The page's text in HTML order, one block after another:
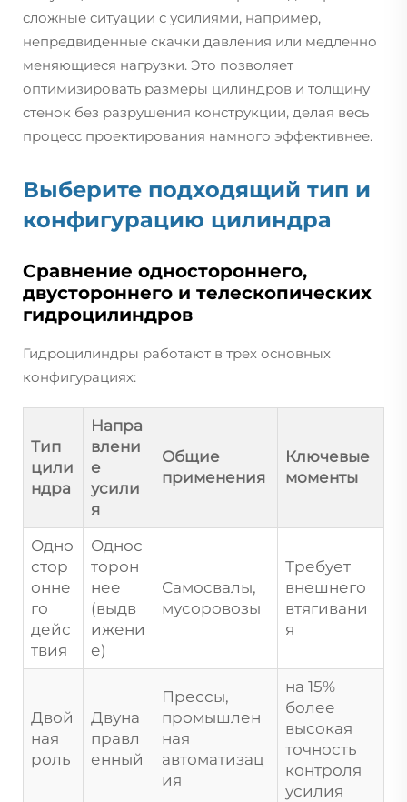
сложные ситуации с усилиями, например,
непредвиденные скачки давления или медленно
меняющиеся нагрузки. Это позволяет
оптимизировать размеры цилиндров и толщину
стенок без разрушения конструкции, делая весь
процесс проектирования намного эффективнее.
Выберите подходящий тип и
конфигурацию цилиндра
Сравнение одностороннего,
двустороннего и телескопических
гидроцилиндров
Гидроцилиндры работают в трех основных
конфигурациях:
Тип
цили
ндра
Напра
влени
е
усили
я
Общие
применения
Ключевые
моменты
Одно
стор
онне
го
дейс
твия
Однос
торон
нее
(выдв
ижени
е)
Самосвалы,
мусоровозы
Требует
внешнего
втягивани
я
Двой
ная
роль
Двуна
правл
енный
Прессы,
промышлен
ная
автоматизац
ия
на 15%
более
высокая
точность
контроля
усилия